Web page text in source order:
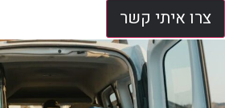
צרו איתי קשר